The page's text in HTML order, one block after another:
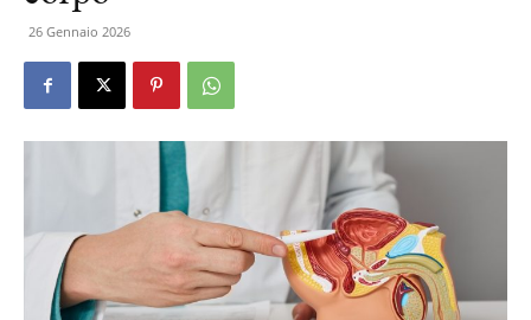
26 Gennaio 2026